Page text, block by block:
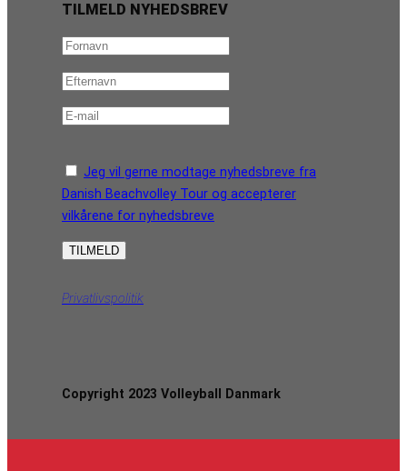
TILMELD NYHEDSBREV
Jeg vil gerne modtage nyhedsbreve fra
Danish Beachvolley Tour og accepterer
vilkårene for nyhedsbreve
Privatlivspolitik
Copyright 2023 Volleyball Danmark